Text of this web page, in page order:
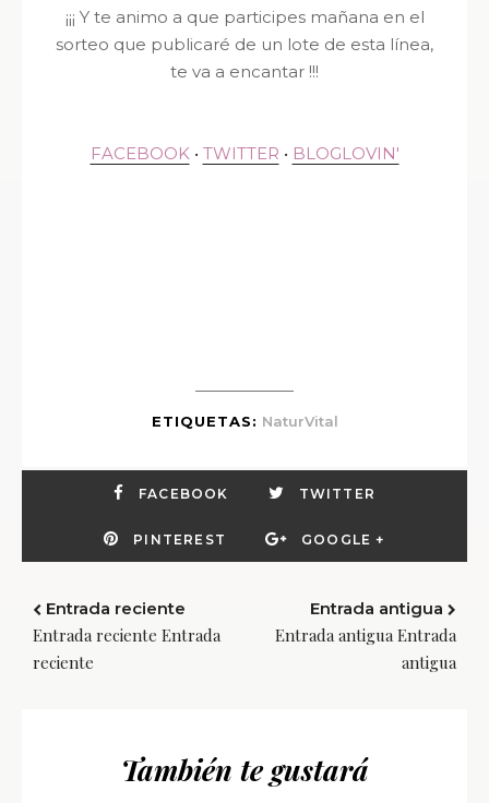
¡¡¡ Y te animo a que participes mañana en el
sorteo que publicaré de un lote de esta línea,
te va a encantar !!!
FACEBOOK • TWITTER • BLOGLOVIN'
ETIQUETAS: NaturVital
FACEBOOK TWITTER
PINTEREST GOOGLE +
Entrada reciente
Entrada reciente Entrada
reciente
Entrada antigua
Entrada antigua Entrada
antigua
También te gustará